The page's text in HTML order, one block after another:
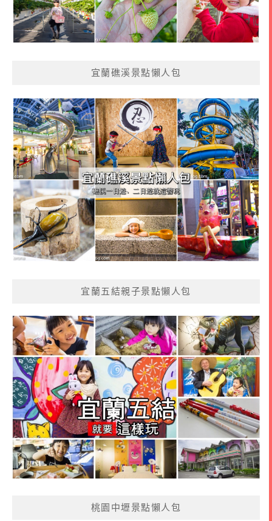
宜蘭礁溪景點懶人包
宜蘭五結親子景點懶人包
桃園中壢景點懶人包